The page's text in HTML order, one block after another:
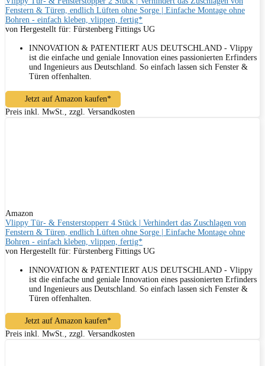
Fenstern & Türen, endlich Lüften ohne Sorge | Einfache Montage ohne
Bohren - einfach kleben, vlippen, fertig*
von Hergestellt für: Fürstenberg Fittings UG
INNOVATION & PATENTIERT AUS DEUTSCHLAND - Vlippy
ist die einfache und geniale Innovation eines passionierten Erfinders
und Ingenieurs aus Deutschland. So einfach lassen sich Fenster &
Türen offenhalten.
Jetzt auf Amazon kaufen*
Preis inkl. MwSt., zzgl. Versandkosten
Amazon
Vlippy Tür- & Fensterstopperr 4 Stück | Verhindert das Zuschlagen von
Fenstern & Türen, endlich Lüften ohne Sorge | Einfache Montage ohne
Bohren - einfach kleben, vlippen, fertig*
von Hergestellt für: Fürstenberg Fittings UG
INNOVATION & PATENTIERT AUS DEUTSCHLAND - Vlippy
ist die einfache und geniale Innovation eines passionierten Erfinders
und Ingenieurs aus Deutschland. So einfach lassen sich Fenster &
Türen offenhalten.
Jetzt auf Amazon kaufen*
Preis inkl. MwSt., zzgl. Versandkosten